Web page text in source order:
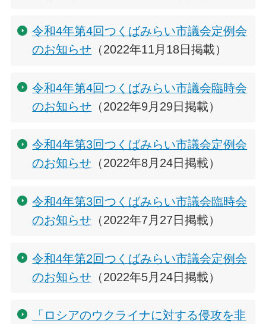
令和4年第4回つくばみらい市議会定例会
のお知らせ （2022年11月18日掲載）
令和4年第4回つくばみらい市議会臨時会
のお知らせ （2022年9月29日掲載）
令和4年第3回つくばみらい市議会定例会
のお知らせ （2022年8月24日掲載）
令和4年第3回つくばみらい市議会臨時会
のお知らせ （2022年7月27日掲載）
令和4年第2回つくばみらい市議会定例会
のお知らせ （2022年5月24日掲載）
「ロシアのウクライナに対する侵攻を非